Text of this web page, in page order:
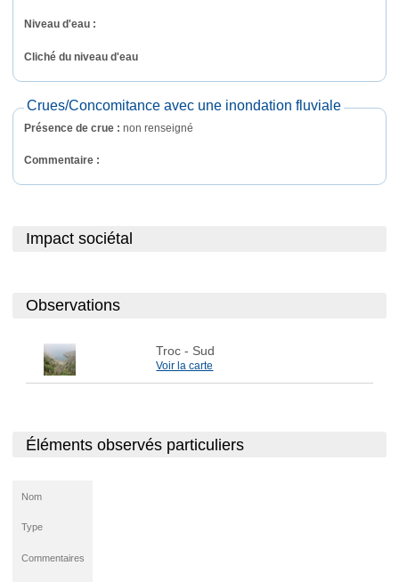
Niveau d'eau :
Cliché du niveau d'eau
Crues/Concomitance avec une inondation fluviale
Présence de crue : non renseigné
Commentaire :
Impact sociétal
Observations
Troc- Sud
Voir la carte
Éléments observés particuliers
Nom
Type
Commentaires